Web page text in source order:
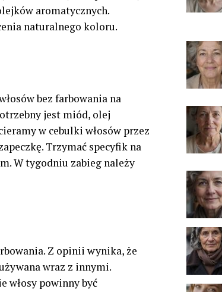
aromatycznych.
naturalnego koloru.
bez farbowania na
jest miód, olej
w cebulki włosów przez
Trzymać specyfik na
W tygodniu zabieg należy
Z opinii wynika, że
wraz z innymi.
włosy powinny być